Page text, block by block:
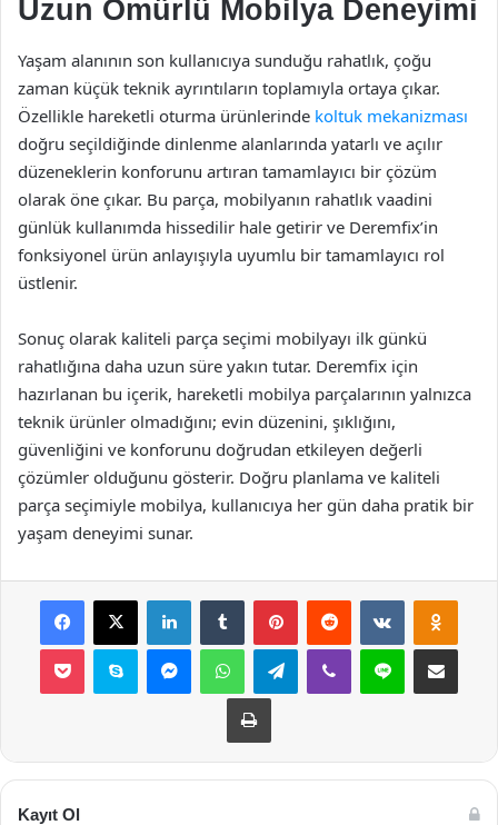
Uzun Ömürlü Mobilya Deneyimi
Yaşam alanının son kullanıcıya sunduğu rahatlık, çoğu
zaman küçük teknik ayrıntıların toplamıyla ortaya çıkar.
Özellikle hareketli oturma ürünlerinde koltuk mekanizması
doğru seçildiğinde dinlenme alanlarında yatarlı ve açılır
düzeneklerin konforunu artıran tamamlayıcı bir çözüm
olarak öne çıkar. Bu parça, mobilyanın rahatlık vaadini
günlük kullanımda hissedilir hale getirir ve Deremfix’in
fonksiyonel ürün anlayışıyla uyumlu bir tamamlayıcı rol
üstlenir.
Sonuç olarak kaliteli parça seçimi mobilyayı ilk günkü
rahatlığına daha uzun süre yakın tutar. Deremfix için
hazırlanan bu içerik, hareketli mobilya parçalarının yalnızca
teknik ürünler olmadığını; evin düzenini, şıklığını,
güvenliğini ve konforunu doğrudan etkileyen değerli
çözümler olduğunu gösterir. Doğru planlama ve kaliteli
parça seçimiyle mobilya, kullanıcıya her gün daha pratik bir
yaşam deneyimi sunar.
Facebook
X LinkedInTumblr PinterestReddit VKontakte
Pocket Skype MessengerWhatsAppTelegramViber Line E-Posta ile
Yazdır
Kayıt Ol